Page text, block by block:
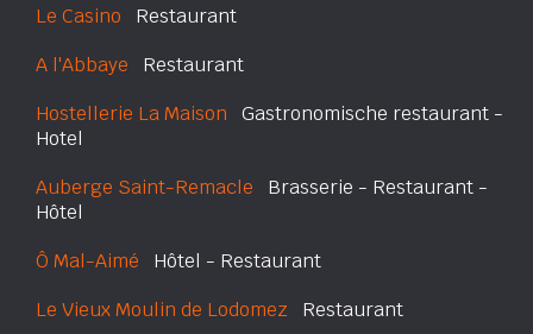
Le Casino Restaurant
A l'Abbaye Restaurant
Hostellerie La Maison Gastronomische restaurant -
Hotel
Auberge Saint-Remacle Brasserie - Restaurant -
Hôtel
Ô Mal-Aimé Hôtel - Restaurant
Le Vieux Moulin de Lodomez Restaurant